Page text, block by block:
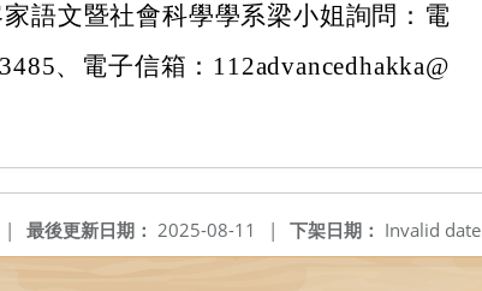
語文暨社會科學學系梁小姐詢問：電
、電子信箱：112advancedhakka@
下架日期： Invalid date
最後更新日期： 2025-08-11 |
|